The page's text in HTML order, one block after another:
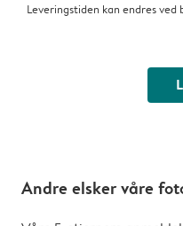
Leveringstiden kan endres
Andre elsker våre